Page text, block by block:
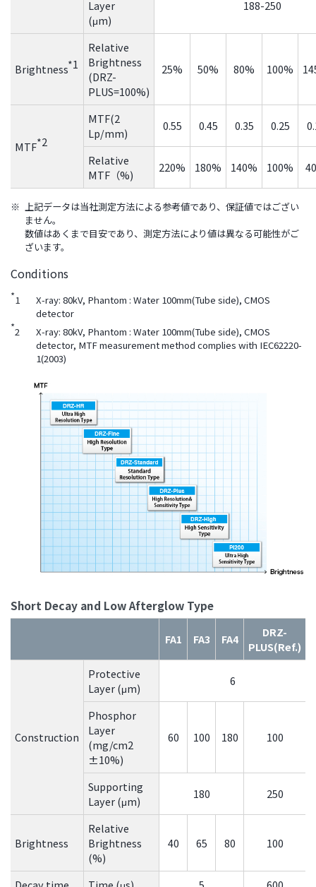
Layer
(μm)
188-250
Brightness*1
Relative
Brightness
(DRZ-
PLUS=100%)
25% 50% 80% 100%
MTF*2
MTF(2
Lp/mm)
0.55 0.45 0.35 0.25
Relative
MTF（%)
220% 180% 140% 100%
※ 上記データは当社測定方法による参考値であり、保証値ではござい
ません。
数値はあくまで目安であり、測定方法により値は異なる可能性がご
ざいます。
Conditions
*1
X-ray: 80kV, Phantom : Water 100mm(Tube side), CMOS
detector
*2
X-ray: 80kV, Phantom : Water 100mm(Tube side), CMOS
detector, MTF measurement method complies with IEC62220-
1(2003)
Short Decay and Low Afterglow Type
FA1 FA3 FA4
DRZ-
PLUS(Ref.)
Construction
Protective
Layer (μm)
6
Phosphor
Layer
(mg/cm2
±10%)
60 100 180 100
Supporting
Layer (μm)
180 250
Brightness
Relative
Brightness
(%)
40 65 80 100